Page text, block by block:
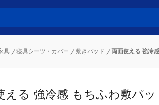
具 寝具シーツ・カバー 敷きパッド 両面使える 強冷
える 強冷感 もちふわ敷パッ